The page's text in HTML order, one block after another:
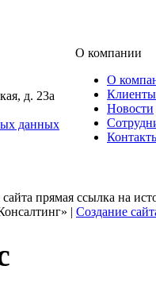
д. 23а
данных
О компании
О
Клиенты
Новости
прямая ссылка на
| Создание